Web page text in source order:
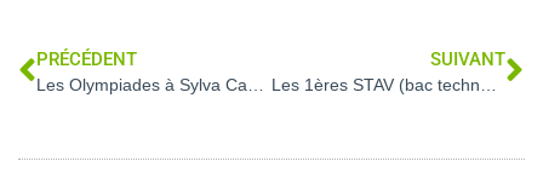
PRÉCÉDENT SUIVANT